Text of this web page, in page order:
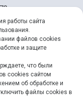
работы сайта
файлов cookies
и защите
что были
cookies сайтом
об обработке и
файлы cookies в